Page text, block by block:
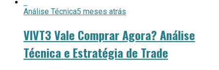
Análise Técnica5 meses atrás
VIVT3 Vale Comprar Agora? Análise
Técnica e Estratégia de Trade